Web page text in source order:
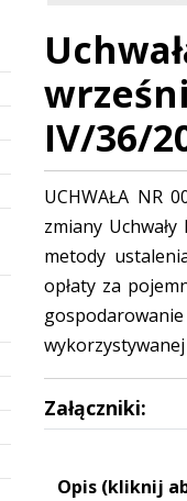
IV/36/
UCHWAŁA NR
zmiany
metody
opłaty za
Załączniki:
Opis (kliknij